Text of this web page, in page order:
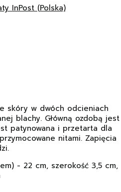
InPost (Polska)
skóry w dwóch odcieniach
blachy. Główną ozdobą jest
patynowana i przetarta dla
nitami. Zapięcia
- 22 cm, szerokość 3,5 cm,